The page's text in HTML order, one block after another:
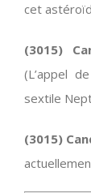
cet
(3015)
(L’appel
sextile
(3015)